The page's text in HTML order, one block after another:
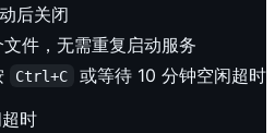
后关闭
件，无需重复启动服务
Ctrl+C
或等待 10 分钟空闲超时
时